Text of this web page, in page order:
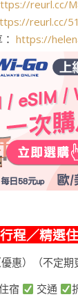
reurl.cc/
reurl.cc/
https://
程／精選
惠）（不定期
宿 交通